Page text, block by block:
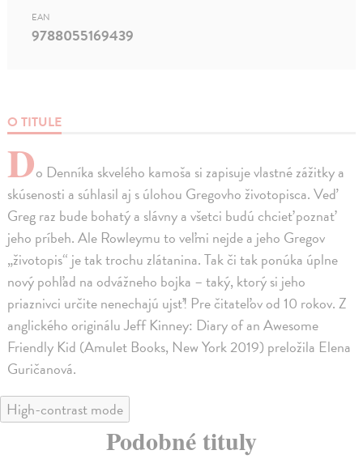
O TITULE
Do Denníka skvelého kamoša si zapisuje vlastné zážitky a
skúsenosti a súhlasil aj s úlohou Gregovho životopisca. Veď
Greg raz bude bohatý a slávny a všetci budú chcieť poznať
jeho príbeh. Ale Rowleymu to veľmi nejde a jeho Gregov
„životopis“ je tak trochu zlátanina. Tak či tak ponúka úplne
nový pohľad na odvážneho bojka – taký, ktorý si jeho
priaznivci určite nenechajú ujsť! Pre čitateľov od 10 rokov. Z
anglického originálu Jeff Kinney: Diary of an Awesome
Friendly Kid (Amulet Books, New York 2019) preložila Elena
Guričanová.
EAN
9788055169439
High-contrast mode
Podobné tituly